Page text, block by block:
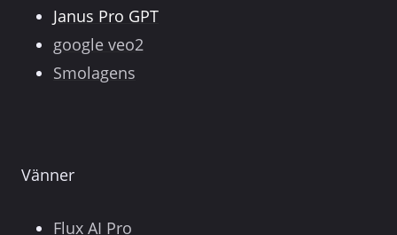
Janus Pro GPT
google veo2
Smolagens
Vänner
Flux AI Pro